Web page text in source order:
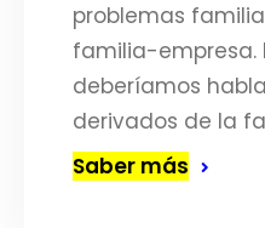
problemas
familia-empresa.
deberíamos
derivados de la
Saber más